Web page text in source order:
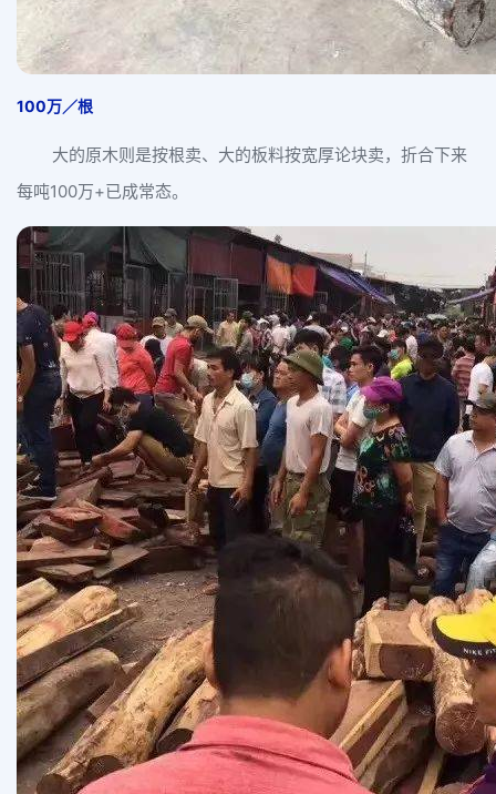
100万／根
大的原木则是按根卖、大的板料按宽厚论块卖，折合下来
每吨100万+已成常态。